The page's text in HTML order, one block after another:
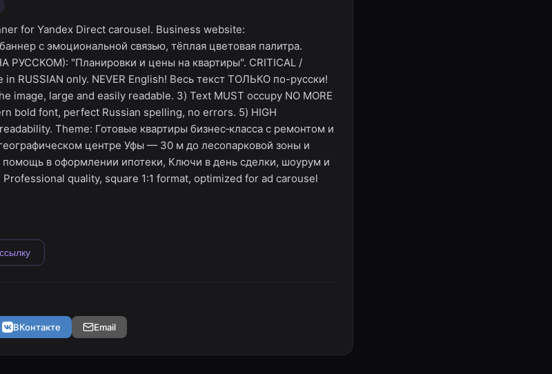
for Yandex Direct carousel. Business website:
с эмоциональной связью, тёплая цветовая палитра.
"Планировки и цены на квартиры". CRITICAL /
RUSSIAN only. NEVER English! Весь текст ТОЛЬКО по-русски!
image, large and easily readable. 3) Text MUST occupy NO MORE
bold font, perfect Russian spelling, no errors. 5) HIGH
Theme: Готовые квартиры бизнес‑класса с ремонтом и
центре Уфы — 30 м до лесопарковой зоны и
помощь в оформлении ипотеки, Ключи в день сделки, шоурум и
quality, square 1:1 format, optimized for ad carousel
ВКонтакте Email